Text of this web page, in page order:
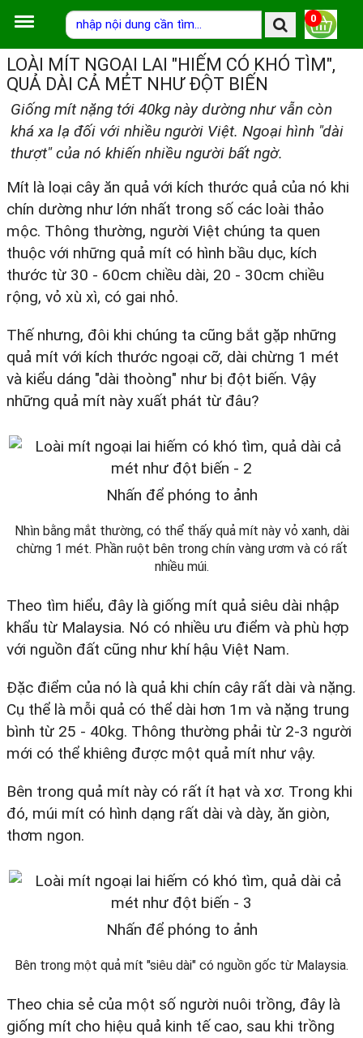
0
LOÀI MÍT NGOẠI LAI "HIẾM CÓ KHÓ TÌM",
QUẢ DÀI CẢ MÉT NHƯ ĐỘT BIẾN
Giống mít nặng tới 40kg này dường như vẫn còn
khá xa lạ đối với nhiều người Việt. Ngoại hình "dài
thượt" của nó khiến nhiều người bất ngờ.
Mít là loại cây ăn quả với kích thước quả của nó khi
chín dường như lớn nhất trong số các loài thảo
mộc. Thông thường, người Việt chúng ta quen
thuộc với những quả mít có hình bầu dục, kích
thước từ 30 - 60cm chiều dài, 20 - 30cm chiều
rộng, vỏ xù xì, có gai nhỏ.
Thế nhưng, đôi khi chúng ta cũng bắt gặp những
quả mít với kích thước ngoại cỡ, dài chừng 1 mét
và kiểu dáng "dài thoòng" như bị đột biến. Vậy
những quả mít này xuất phát từ đâu?
Nhấn để phóng to ảnh
Nhìn bằng mắt thường, có thể thấy quả mít này vỏ xanh, dài
chừng 1 mét. Phần ruột bên trong chín vàng ươm và có rất
nhiều múi.
Theo tìm hiểu, đây là giống mít quả siêu dài nhập
khẩu từ Malaysia. Nó có nhiều ưu điểm và phù hợp
với nguồn đất cũng như khí hậu Việt Nam.
Đặc điểm của nó là quả khi chín cây rất dài và nặng.
Cụ thể là mỗi quả có thể dài hơn 1m và nặng trung
bình từ 25 - 40kg. Thông thường phải từ 2-3 người
mới có thể khiêng được một quả mít như vậy.
Bên trong quả mít này có rất ít hạt và xơ. Trong khi
đó, múi mít có hình dạng rất dài và dày, ăn giòn,
thơm ngon.
Nhấn để phóng to ảnh
Bên trong một quả mít "siêu dài" có nguồn gốc từ Malaysia.
Theo chia sẻ của một số người nuôi trồng, đây là
giống mít cho hiệu quả kinh tế cao, sau khi trồng